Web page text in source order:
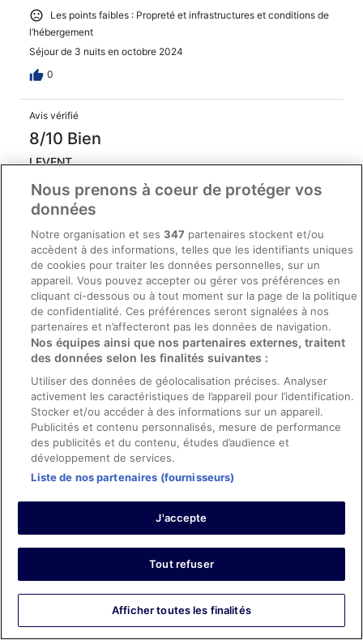
Les points faibles : Propreté et infrastructures et conditions de
l’hébergement
Séjour de 3 nuits en octobre 2024
0
Avis vérifié
8/10 Bien
LEVENT
Séjour de 1 nuit en juillet 2024
0
Avis vérifié
2/10 Horrible
Fattoum
15 août 2023
Séjour de 1 nuit en août 2023
0
Avis vérifié
8/10 Bien
Charles
6 août 2022
Séjour de 4 nuits en juillet 2022
Afficher tous les avis
Nous prenons à coeur de protéger vos
données
Notre organisation et ses347 partenaires stockent et/ou
accèdent à des informations, telles que les identifiants uniques
de cookies pour traiter les données personnelles, sur un
appareil. Vous pouvez accepter ou gérer vos préférences en
cliquant ci-dessous ou à tout moment sur la page de la politique
de confidentialité. Ces préférences seront signalées à nos
partenaires et n’affecteront pas les données de navigation.
Nos équipes ainsi que nos partenaires externes, traitent
des données selon les finalités suivantes :
Utiliser des données de géolocalisation précises. Analyser
activement les caractéristiques de l’appareil pour l’identification.
Stocker et/ou accéder à des informations sur un appareil.
Publicités et contenu personnalisés, mesure de performance
des publicités et du contenu, études d’audience et
développement de services.
Liste de nos partenaires (fournisseurs)
J'accepte
Tout refuser
Afficher toutes les finalités